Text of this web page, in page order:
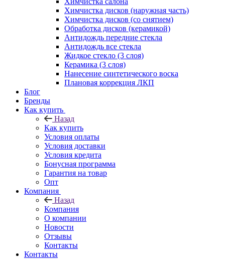
Химчистка дисков (наружная часть)
Химчистка дисков (со снятием)
Обработка дисков (керамикой)
Антидождь передние стекла
Антидождь все стекла
Жидкое стекло (3 слоя)
Керамика (3 слоя)
Нанесение синтетического воска
Плановая коррекция ЛКП
Блог
Бренды
Как купить
Назад
Как купить
Условия оплаты
Условия доставки
Условия кредита
Бонусная программа
Гарантия на товар
Опт
Компания
Назад
Компания
О компании
Новости
Отзывы
Контакты
Контакты